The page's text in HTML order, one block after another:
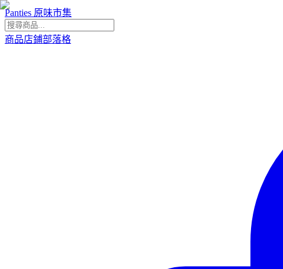
Panties 原味市集
商品店鋪部落格